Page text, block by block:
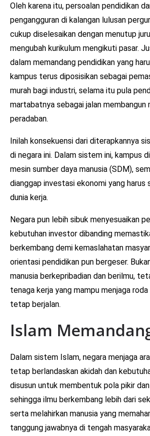
Oleh karena itu, persoalan pendidikan
pengangguran di kalangan lulusan
cukup diselesaikan dengan menutup
mengubah kurikulum mengikuti pasar.
dalam memandang pendidikan yang
kampus terus diposisikan sebagai
murah bagi industri, selama itu pula
martabatnya sebagai jalan membangun
peradaban.
Inilah konsekuensi dari diterapkannya
di negara ini. Dalam sistem ini, kampus
mesin sumber daya manusia (SDM),
dianggap investasi ekonomi yang harus
dunia kerja.
Negara pun lebih sibuk menyesuaikan
kebutuhan investor dibanding
berkembang demi kemaslahatan
orientasi pendidikan pun bergeser.
manusia berkepribadian dan berilmu,
tenaga kerja yang mampu menjaga
tetap berjalan.
Islam
Dalam sistem Islam, negara menjaga
tetap berlandaskan akidah dan
disusun untuk membentuk pola pikir
sehingga ilmu berkembang lebih dari
serta melahirkan manusia yang
tanggung jawabnya di tengah